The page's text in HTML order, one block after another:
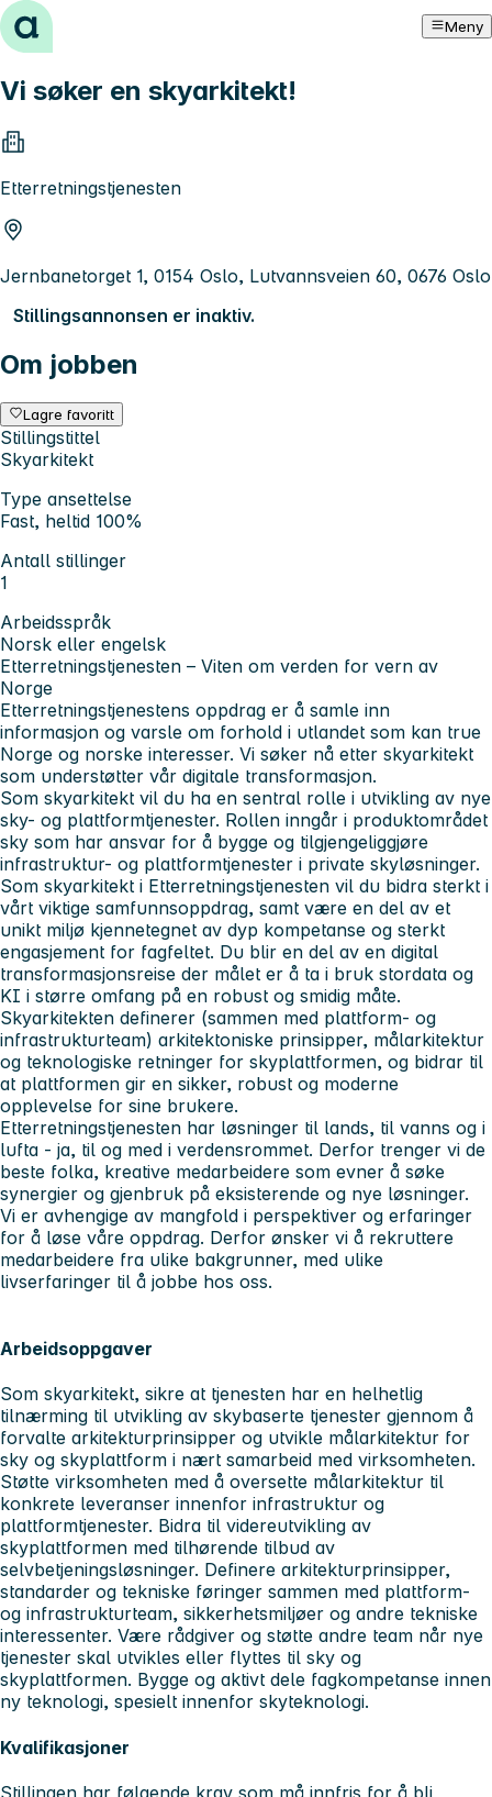
Hopp til innhold Meny
Vi søker en skyarkitekt!
Etterretningstjenesten
Jernbanetorget 1, 0154 Oslo, Lutvannsveien 60, 0676 Oslo
Stillingsannonsen er inaktiv.
Om jobben
Lagre favoritt
Stillingstittel
Skyarkitekt
Type ansettelse
Fast, heltid 100%
Antall stillinger
1
Arbeidsspråk
Norsk eller engelsk
Etterretningstjenesten – Viten om verden for vern av
Norge
Etterretningstjenestens oppdrag er å samle inn
informasjon og varsle om forhold i utlandet som kan true
Norge og norske interesser. Vi søker nå etter skyarkitekt
som understøtter vår digitale transformasjon.
Som skyarkitekt vil du ha en sentral rolle i utvikling av nye
sky- og plattformtjenester. Rollen inngår i produktområdet
sky som har ansvar for å bygge og tilgjengeliggjøre
infrastruktur- og plattformtjenester i private skyløsninger.
Som skyarkitekt i Etterretningstjenesten vil du bidra sterkt i
vårt viktige samfunnsoppdrag, samt være en del av et
unikt miljø kjennetegnet av dyp kompetanse og sterkt
engasjement for fagfeltet. Du blir en del av en digital
transformasjonsreise der målet er å ta i bruk stordata og
KI i større omfang på en robust og smidig måte.
Skyarkitekten definerer (sammen med plattform- og
infrastrukturteam) arkitektoniske prinsipper, målarkitektur
og teknologiske retninger for skyplattformen, og bidrar til
at plattformen gir en sikker, robust og moderne
opplevelse for sine brukere.
Etterretningstjenesten har løsninger til lands, til vanns og i
lufta - ja, til og med i verdensrommet. Derfor trenger vi de
beste folka, kreative medarbeidere som evner å søke
synergier og gjenbruk på eksisterende og nye løsninger.
Vi er avhengige av mangfold i perspektiver og erfaringer
for å løse våre oppdrag. Derfor ønsker vi å rekruttere
medarbeidere fra ulike bakgrunner, med ulike
livserfaringer til å jobbe hos oss.
Arbeidsoppgaver
Som skyarkitekt, sikre at tjenesten har en helhetlig
tilnærming til utvikling av skybaserte tjenester gjennom å
forvalte arkitekturprinsipper og utvikle målarkitektur for
sky og skyplattform i nært samarbeid med virksomheten.
Støtte virksomheten med å oversette målarkitektur til
konkrete leveranser innenfor infrastruktur og
plattformtjenester. Bidra til videreutvikling av
skyplattformen med tilhørende tilbud av
selvbetjeningsløsninger. Definere arkitekturprinsipper,
standarder og tekniske føringer sammen med plattform-
og infrastrukturteam, sikkerhetsmiljøer og andre tekniske
interessenter. Være rådgiver og støtte andre team når nye
tjenester skal utvikles eller flyttes til sky og
skyplattformen. Bygge og aktivt dele fagkompetanse innen
ny teknologi, spesielt innenfor skyteknologi.
Kvalifikasjoner